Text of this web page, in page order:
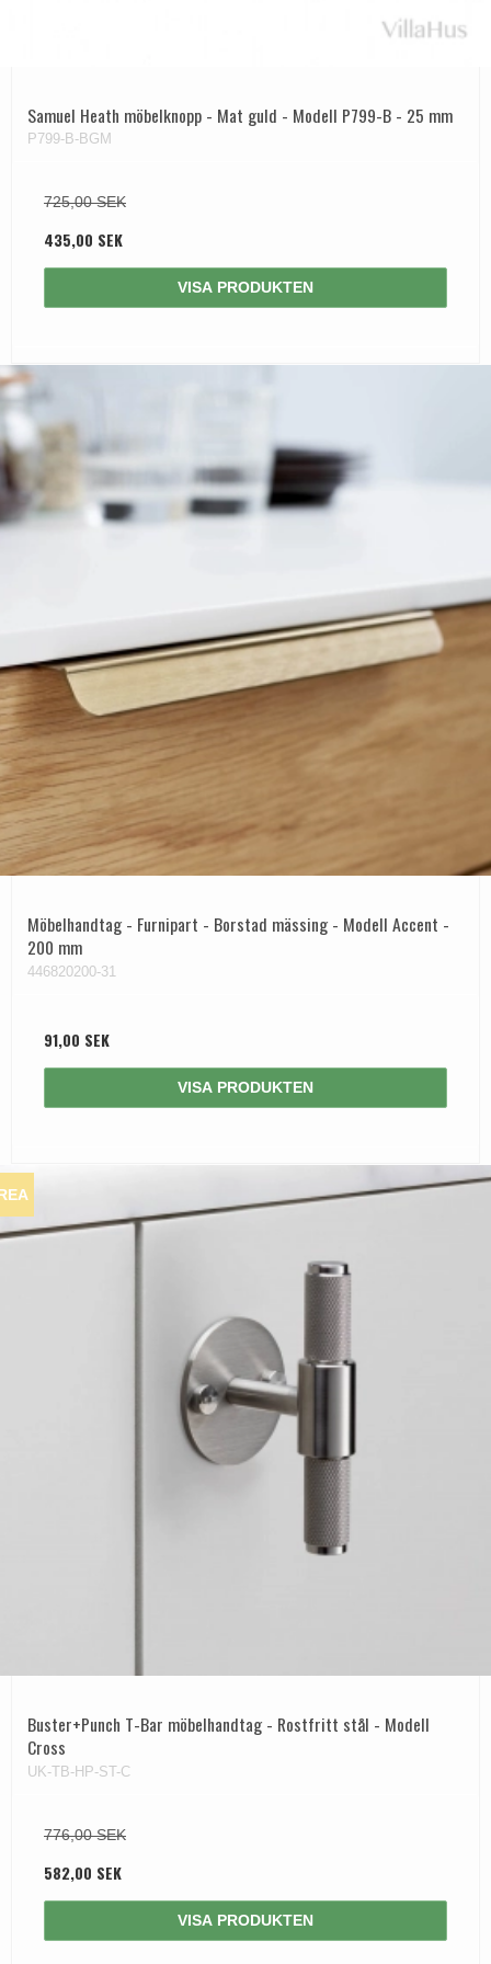
Samuel Heath möbelknopp - Mat guld - Modell P799-B - 25 mm
P799-B-BGM
725,00 SEK
435,00 SEK
VISA PRODUKTEN
Möbelhandtag - Furnipart - Borstad mässing - Modell Accent -
200 mm
446820200-31
91,00 SEK
VISA PRODUKTEN
Buster+Punch T-Bar möbelhandtag - Rostfritt stål - Modell
Cross
UK-TB-HP-ST-C
776,00 SEK
582,00 SEK
VISA PRODUKTEN